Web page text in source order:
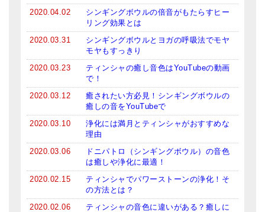
2020.04.02
シンギングボウルの倍音がもたらすヒー
リング効果とは
2020.03.31
シンギングボウルとヨガの呼吸法でモヤ
モヤもすっきり
2020.03.23
ティンシャの癒し音色はYouTubeの動画
で！
2020.03.12
癒されたい方必見！シンギングボウルの
癒しの音をYouTubeで
2020.03.10
浄化には満月とティンシャがおすすめな
理由
2020.03.06
ドニパトロ（シンギングボウル）の音色
は癒しや浄化に最適！
2020.02.15
ティンシャでパワーストーンの浄化！そ
の方法とは？
2020.02.06
ティンシャの音色に違いがある？癒しに